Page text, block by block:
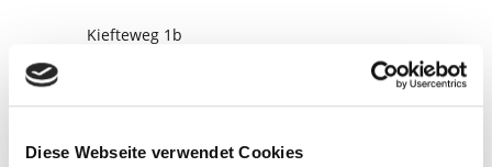
Diese Webseite verwendet Cookies
Kiefteweg 1b